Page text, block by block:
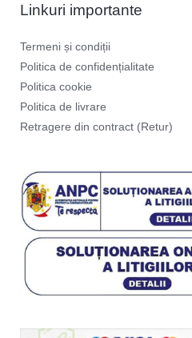
Linkuri importante
Termeni și condiții
Politica de confidențialitate
Politica cookie
Politica de livrare
Retragere din contract (Retur)